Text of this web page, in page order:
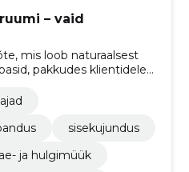
– vaid
mis loob naturaalsest
pakkudes klientidele
sisekujundus
ja hulgimüük